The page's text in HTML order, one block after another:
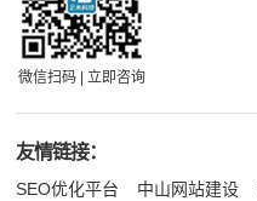
微信扫码 | 立即咨询
友情链接：
SEO优化平台 中山网站建设